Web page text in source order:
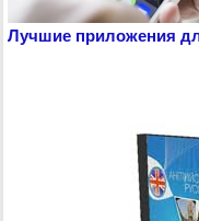
Лучшие приложения